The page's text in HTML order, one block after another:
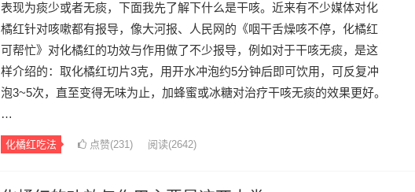
表现为痰少或者无痰，下面我先了解下什么是干咳。近来有不少媒体对化
橘红针对咳嗽都有报导，像大河报、人民网的《咽干舌燥咳不停，化橘红
可帮忙》对化橘红的功效与作用做了不少报导，例如对于干咳无痰，是这
样介绍的：取化橘红切片3克，用开水冲泡约5分钟后即可饮用，可反复冲
泡3~5次，直至变得无味为止，加蜂蜜或冰糖对治疗干咳无痰的效果更好。
…
化橘红吃法 点赞(231) 阅读(2642)